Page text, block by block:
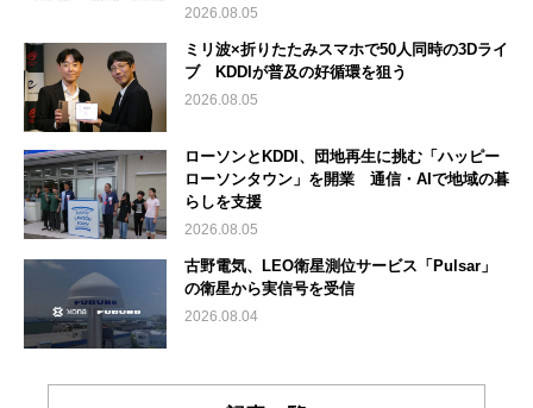
2026.08.05
ミリ波×折りたたみスマホで50人同時の3Dライ
ブ KDDIが普及の好循環を狙う
2026.08.05
ローソンとKDDI、団地再生に挑む「ハッピー
ローソンタウン」を開業 通信・AIで地域の暮
らしを支援
2026.08.05
古野電気、LEO衛星測位サービス「Pulsar」
の衛星から実信号を受信
2026.08.04